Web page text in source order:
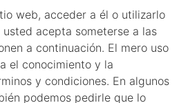
web, acceder a él o utilizarlo
acepta someterse a las
a continuación. El mero uso
el conocimiento y la
y condiciones. En algunos
podemos pedirle que lo